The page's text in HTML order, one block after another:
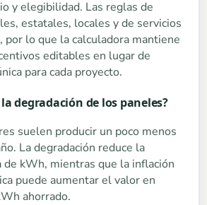
y elegibilidad. Las reglas de
estatales, locales y de servicios
por lo que la calculadora mantiene
editables en lugar de
para cada proyecto.
degradación de los paneles?
suelen producir un poco menos
La degradación reduce la
de kWh, mientras que la inflación
puede aumentar el valor en
ahorrado.